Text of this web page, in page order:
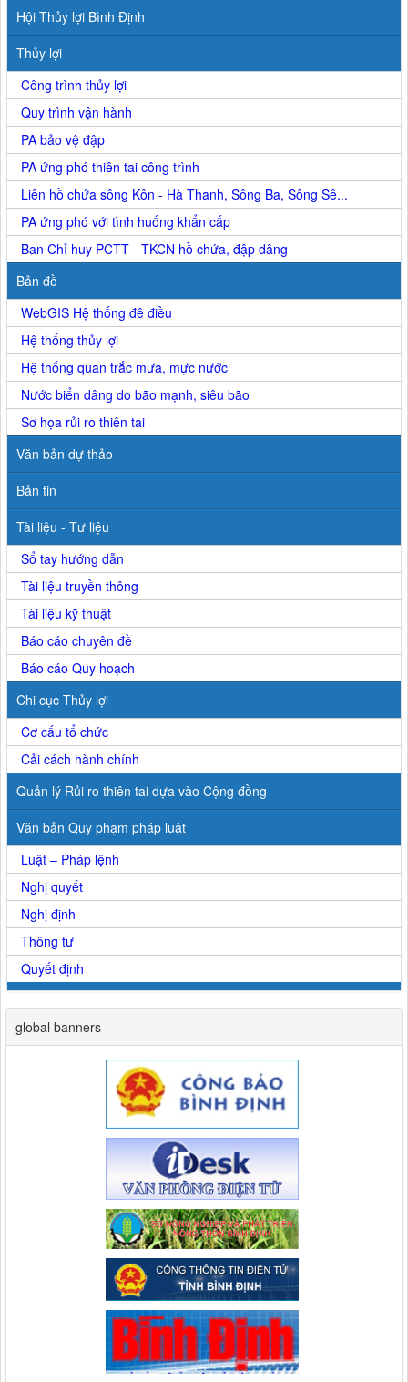
Hội Thủy lợi Bình Định
Thủy lợi
Công trình thủy lợi
Quy trình vận hành
PA bảo vệ đập
PA ứng phó thiên tai công trình
Liên hồ chứa sông Kôn - Hà Thanh, Sông Ba, Sông Sê...
PA ứng phó với tình huống khẩn cấp
Ban Chỉ huy PCTT - TKCN hồ chứa, đập dâng
Bản đồ
WebGIS Hệ thống đê điều
Hệ thống thủy lợi
Hệ thống quan trắc mưa, mực nước
Nước biển dâng do bão mạnh, siêu bão
Sơ họa rủi ro thiên tai
Văn bản dự thảo
Bản tin
Tài liệu - Tư liệu
Sổ tay hướng dẫn
Tài liệu truyền thông
Tài liệu kỹ thuật
Báo cáo chuyên đề
Báo cáo Quy hoạch
Chi cục Thủy lợi
Cơ cấu tổ chức
Cải cách hành chính
Quản lý Rủi ro thiên tai dựa vào Cộng đồng
Văn bản Quy phạm pháp luật
Luật – Pháp lệnh
Nghị quyết
Nghị định
Thông tư
Quyết định
global banners